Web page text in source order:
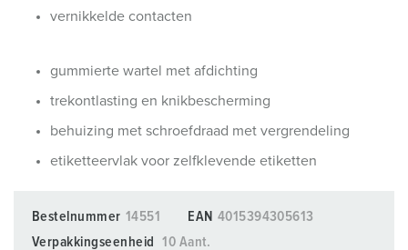
vernikkelde contacten
gummierte wartel met afdichting
trekontlasting en knikbescherming
behuizing met schroefdraad met vergrendeling
etiketteervlak voor zelfklevende etiketten
Bestelnummer 14551 EAN 4015394305613
Verpakkingseenheid
10 Aant.